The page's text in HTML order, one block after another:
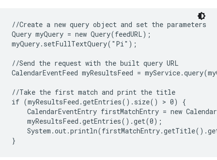
//Create a new query object and set the parameters
Query myQuery = new Query(feedURL);
myQuery.setFullTextQuery("Pi");
//Send the request with the built query URL
CalendarEventFeed myResultsFeed =
//Take the first match and print the title
if (myResultsFeed.getEntries().size() > 0) {
CalendarEventEntry firstMatchEntry = new
    myResultsFeed.getEntries().get(0);
}